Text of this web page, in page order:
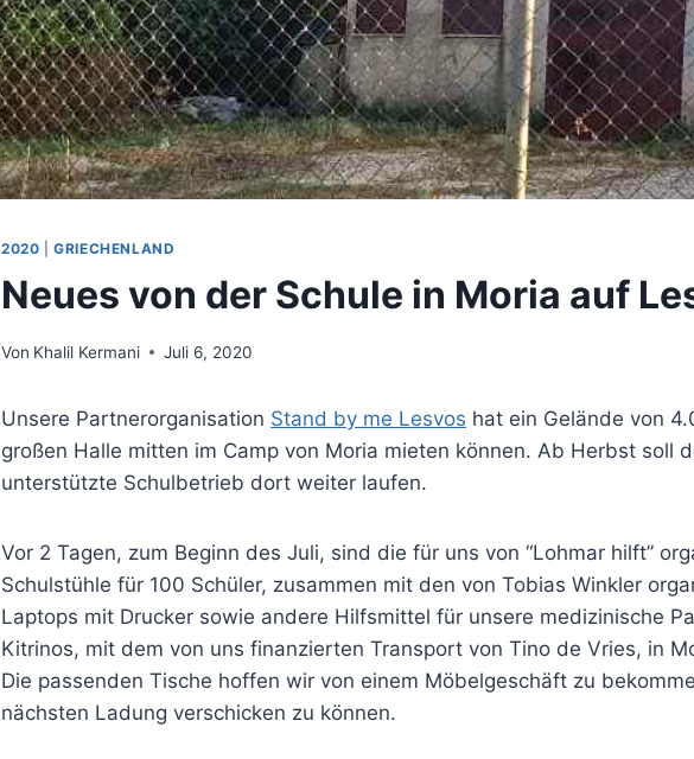
2020 |GRIECHENLAND
Neues von der Schule in Moria auf
Von Khalil Kermani Juli 6, 2020
Unsere Partnerorganisation Stand by me Lesvos hat ein Gelände von
großen Halle mitten im Camp von Moria mieten können. Ab Herbst soll
unterstützte Schulbetrieb dort weiter laufen.
Vor 2 Tagen, zum Beginn des Juli, sind die für uns von “Lohmar hilft”
Schulstühle für 100 Schüler, zusammen mit den von Tobias Winkler
Laptops mit Drucker sowie andere Hilfsmittel für unsere medizinische
Kitrinos, mit dem von uns finanzierten Transport von Tino de Vries, in
Die passenden Tische hoffen wir von einem Möbelgeschäft zu
nächsten Ladung verschicken zu können.